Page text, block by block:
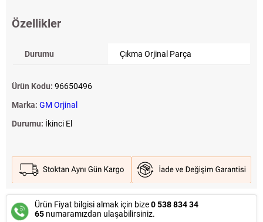
Özellikler
Durumu Çıkma Orjinal Parça
Ürün Kodu: 96650496
Marka: GM Orjinal
Durumu: İkinci El
Ürün Fiyat bilgisi almak için bize0 538 834 34
65 numaramızdan ulaşabilirsiniz.